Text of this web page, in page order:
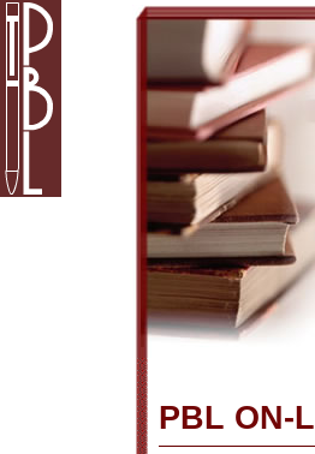
PBL ON-